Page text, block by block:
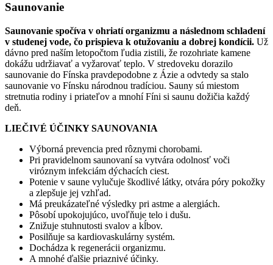
Saunovanie
Saunovanie spočíva v ohriatí organizmu a následnom schladení
v studenej vode, čo prispieva k otužovaniu a dobrej kondícii. Už
dávno pred naším letopočtom ľudia zistili, že rozohriate kamene
dokážu udržiavať a vyžarovať teplo. V stredoveku dorazilo
saunovanie do Fínska pravdepodobne z Ázie a odvtedy sa stalo
saunovanie vo Fínsku národnou tradíciou. Sauny sú miestom
stretnutia rodiny i priateľov a mnohí Fíni si saunu dožičia každý
deň.
LIEČIVÉ ÚČINKY SAUNOVANIA
Výborná prevencia pred rôznymi chorobami.
Pri pravidelnom saunovaní sa vytvára odolnosť voči
viróznym infekciám dýchacích ciest.
Potenie v saune vylučuje škodlivé látky, otvára póry pokožky
a zlepšuje jej vzhľad.
Má preukázateľné výsledky pri astme a alergiách.
Pôsobí upokojujúco, uvoľňuje telo i dušu.
Znižuje stuhnutosti svalov a kĺbov.
Posilňuje sa kardiovaskulárny systém.
Dochádza k regenerácii organizmu.
A mnohé ďalšie priaznivé účinky.